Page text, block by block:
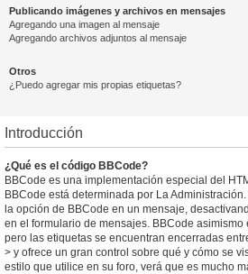
Publicando imágenes y archivos en mensajes
Agregando una imagen al mensaje
Agregando archivos adjuntos al mensaje
Otros
¿Puedo agregar mis propias etiquetas?
Introducción
¿Qué es el código BBCode?
BBCode es una implementación especial del
BBCode está determinada por La
la opción de BBCode en un mensaje,
en el formulario de mensajes. BBCode asimismo
pero las etiquetas se encuentran encerradas
> y ofrece un gran control sobre qué y cómo se
estilo que utilice en su foro, verá que es mucho